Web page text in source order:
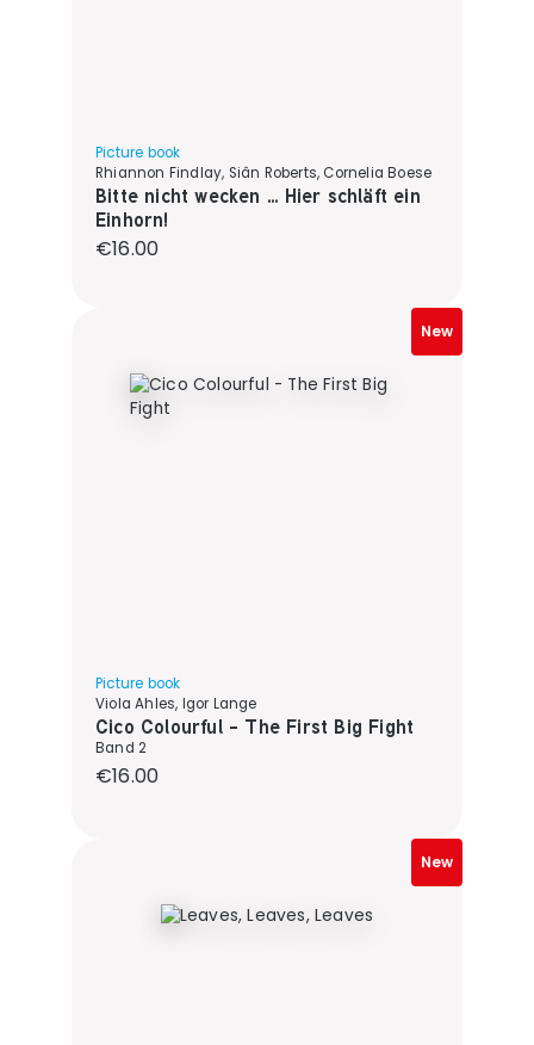
Picture book
Rhiannon Findlay, Siân Roberts, Cornelia Boese
Bitte nicht wecken ... Hier schläft ein
Einhorn!
Regular price:
€16.00
New
Picture book
Viola Ahles, Igor Lange
Cico Colourful - The First Big Fight
Band 2
Regular price:
€16.00
New